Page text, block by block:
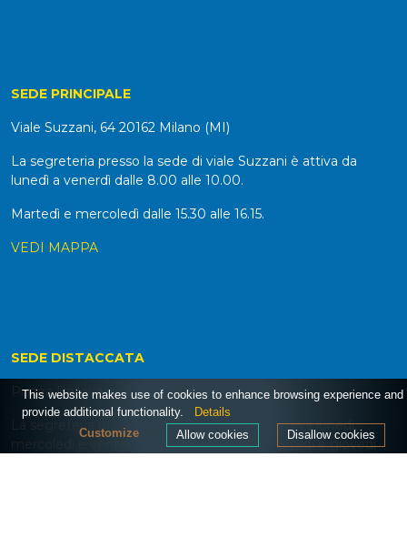
SEDE PRINCIPALE
Viale Suzzani, 64 20162 Milano (MI)
La segreteria presso la sede di viale Suzzani è attiva da
lunedì a venerdì dalle 8.00 alle 10.00.
Martedì e mercoledì dalle 15.30 alle 16.15.
VEDI MAPPA
SEDE DISTACCATA
Piazza Belloveso 6, 20162 Milano (MI)
La segreteria presso Piazza Belloveso 6 è attiva lunedì,
mercoledì e venerdì dalle 8.00 alle 9.30. Martedì e giovedì
This website makes use of cookies to enhance browsing experience and
provide additional functionality.
Details
Disallow cookies
Allow cookies
Customize